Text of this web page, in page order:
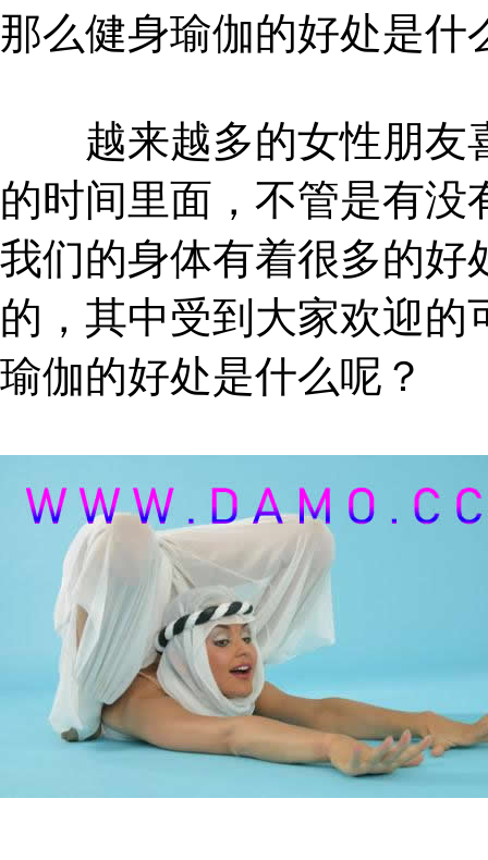
那么健身瑜伽的好处是什
越来越多的女性朋友
的时间里面，不管是有
我们的身体有着很多的好
的，其中受到大家欢迎
瑜伽的好处是什么呢？